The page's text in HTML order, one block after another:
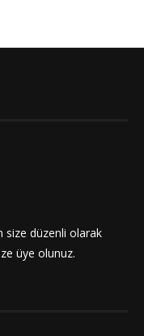
size düzenli olarak
üye olunuz.